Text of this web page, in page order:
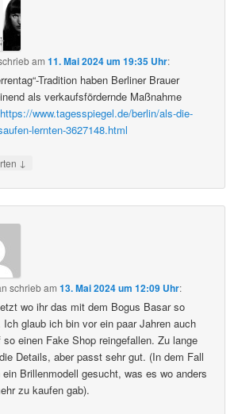
am11. Mai 2024 um 19:35 Uhr:
Tradition haben Berliner Brauer
als verkaufsfördernde Maßnahme
https://www.tagesspiegel.de/berlin/als-die-
lernten-3627148.html
↓
schriebam13. Mai 2024 um 12:09 Uhr:
wo ihr das mit dem Bogus Basar so
Ich glaub ich bin vor ein paar Jahren auch
so einen Fake Shop reingefallen. Zu lange
Details, aber passt sehr gut. (In dem Fall
ein Brillenmodell gesucht, was es wo anders
zu kaufen gab).